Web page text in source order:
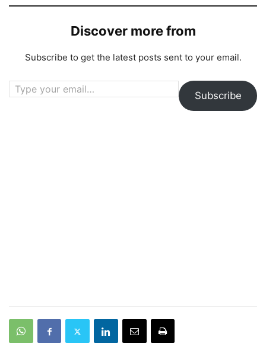
Discover more from
Subscribe to get the latest posts sent to your email.
Type your email…
Subscribe